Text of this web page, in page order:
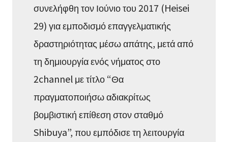
συνελήφθη τον Ιούνιο του 2017 (Heisei
29) για εμποδισμό επαγγελματικής
δραστηριότητας μέσω απάτης, μετά από
τη δημιουργία ενός νήματος στο
2channel με τίτλο “Θα
πραγματοποιήσω αδιακρίτως
βομβιστική επίθεση στον σταθμό
Shibuya”, που εμπόδισε τη λειτουργία